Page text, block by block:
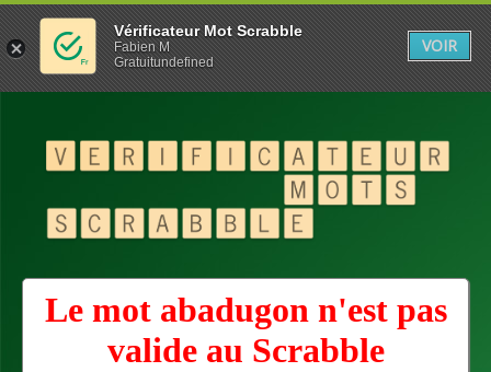
Le mot abadugon n'est pas
valide au Scrabble
Vérificateur Mot Scrabble
Fabien M
Gratuitundefined
VOIR